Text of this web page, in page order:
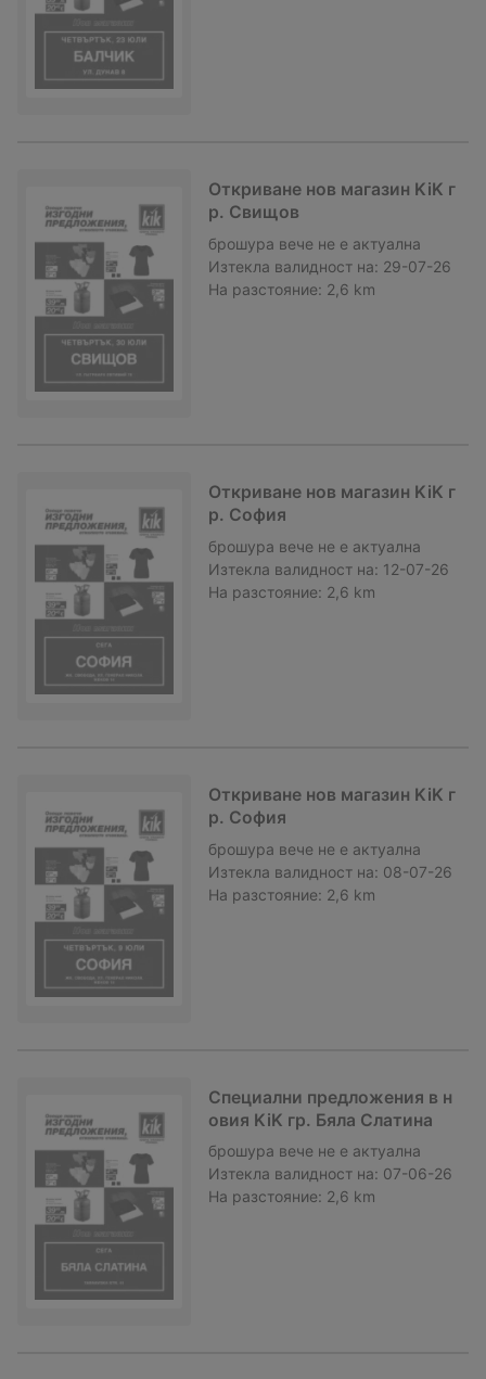
Откриване нов магазин KiK г
р. Свищов
брошура вече не е актуална
Изтекла валидност на: 29-07-26
На разстояние: 2,6 km
Откриване нов магазин KiK г
р. София
брошура вече не е актуална
Изтекла валидност на: 12-07-26
На разстояние: 2,6 km
Откриване нов магазин KiK г
р. София
брошура вече не е актуална
Изтекла валидност на: 08-07-26
На разстояние: 2,6 km
Специални предложения в н
овия KiK гр. Бяла Слатина
брошура вече не е актуална
Изтекла валидност на: 07-06-26
На разстояние: 2,6 km